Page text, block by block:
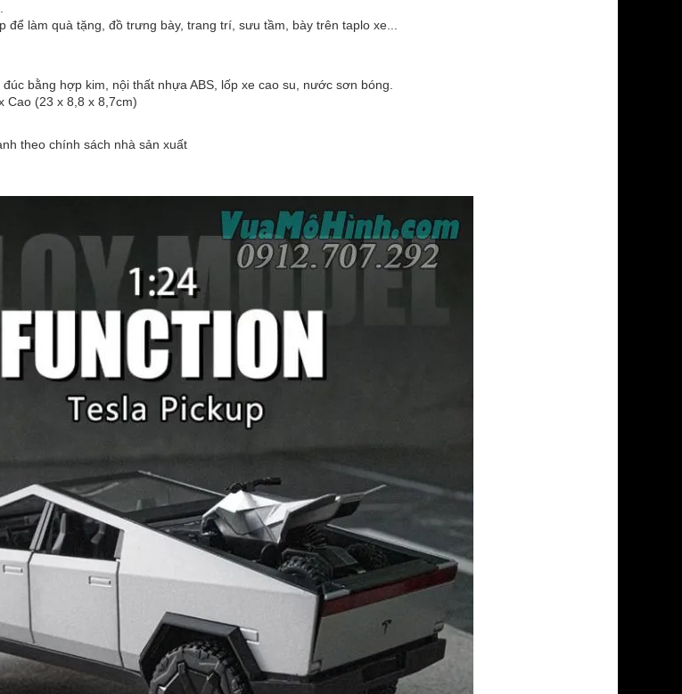
để làm quà tặng, đồ trưng bày, trang trí, sưu tầm, bày trên taplo xe...
bằng hợp kim, nội thất nhựa ABS, lốp xe cao su, nước sơn bóng.
Cao (23 x 8,8 x 8,7cm)
theo chính sách nhà sản xuất